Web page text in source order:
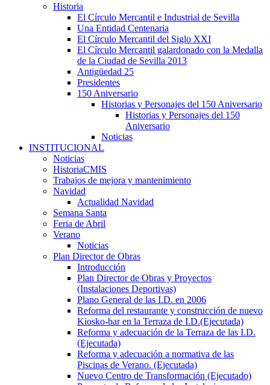
Historia
El Círculo Mercantil e Industrial de Sevilla
Una Entidad Centenaria
El Círculo Mercantil del Siglo XXI
El Círculo Mercantil galardonado con la Medalla
de la Ciudad de Sevilla 2013
Antigüedad 25
Presidentes
150 Aniversario
Historias y Personajes del 150 Aniversario
Historias y Personajes del 150
Aniversario
Noticias
INSTITUCIONAL
Noticias
HistoriaCMIS
Trabajos de mejora y mantenimiento
Navidad
Actualidad Navidad
Semana Santa
Feria de Abril
Verano
Noticias
Plan Director de Obras
Introducción
Plan Director de Obras y Proyectos
(Instalaciones Deportivas)
Plano General de las I.D. en 2006
Reforma del restaurante y construcción de nuevo
Kiosko-bar en la Terraza de I.D.(Ejecutada)
Reforma y adecuación de la Terraza de las I.D.
(Ejecutada)
Reforma y adecuación a normativa de las
Piscinas de Verano. (Ejecutada)
Nuevo Centro de Transformación (Ejecutado)